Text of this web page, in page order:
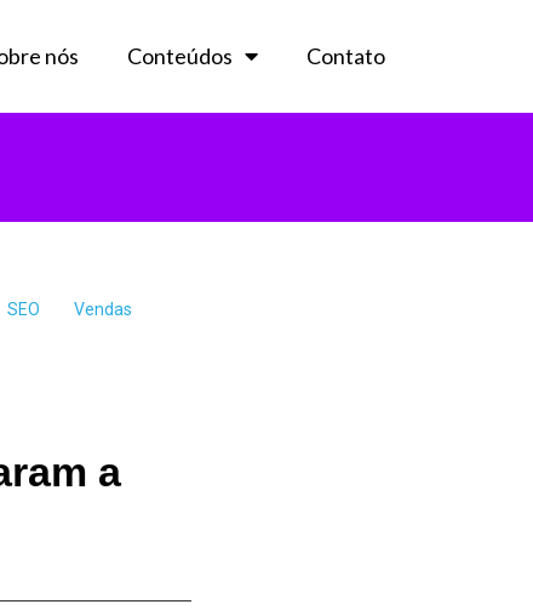
nós Conteúdos Contato
SEO Vendas
a